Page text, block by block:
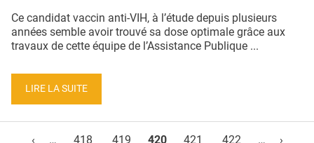
Ce candidat vaccin anti-VIH, à l’étude depuis plusieurs
années semble avoir trouvé sa dose optimale grâce aux
travaux de cette équipe de l’Assistance Publique ...
LIRE LA SUITE
‹
… 418 419 420 421 422 … ›